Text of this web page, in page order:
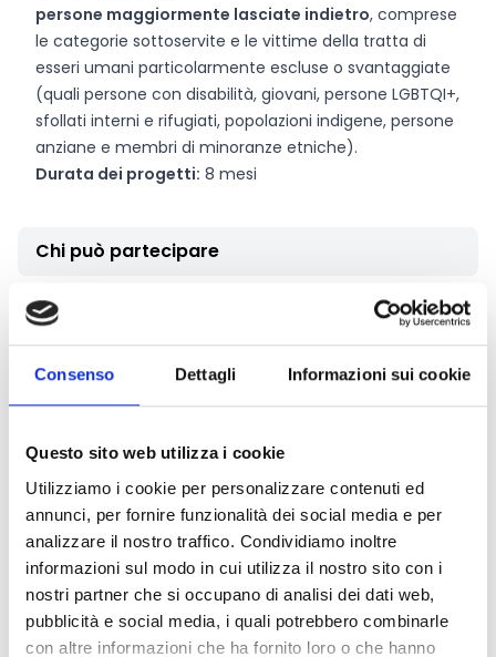
Consenso Dettagli Informazioni sui cookie
Questo sito web utilizza i cookie
Utilizziamo i cookie per personalizzare contenuti ed
annunci, per fornire funzionalità dei social media e per
analizzare il nostro traffico. Condividiamo inoltre
informazioni sul modo in cui utilizza il nostro sito con i
nostri partner che si occupano di analisi dei dati web,
pubblicità e social media, i quali potrebbero combinarle
con altre informazioni che ha fornito loro o che hanno
persone maggiormente lasciate indietro, comprese
le categorie sottoservite e le vittime della tratta di
esseri umani particolarmente escluse o svantaggiate
(quali persone con disabilità, giovani, persone LGBTQI+,
sfollati interni e rifugiati, popolazioni indigene, persone
anziane e membri di minoranze etniche).
Durata dei progetti: 8 mesi
Chi può partecipare
Si tratta di un
per la presentazione di
proposte,
considerazione progetti da attuare neiPaesi di
origine, di transito e di destinazione.
enti in possesso dei seguenti requisiti:
essere un'organizzazione senza scopo di lucro (ONG,
OSC o OBC) legalmente registrata ai sensi delle leggi
applicabili sia (i) nel paese di registrazione che (ii) nel
paese di attuazione del progetto;
essere stata registrata entro il 1° dicembre 2023;
dimostrare un'esperienza pregressa di almeno 2 anni
nell'attuazione di attività nel campo dell'assistenza